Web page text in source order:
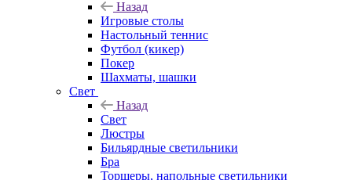
Назад
Игровые столы
Настольный теннис
Футбол (кикер)
Покер
Шахматы, шашки
Свет
Назад
Свет
Люстры
Бильярдные светильники
Бра
Торшеры, напольные светильники